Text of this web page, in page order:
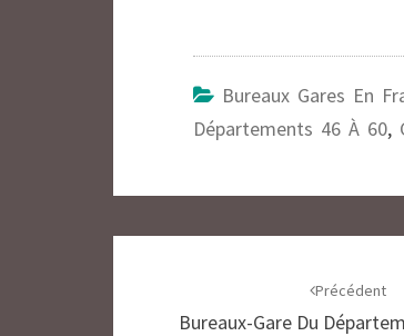
Bureaux Gares En
Départements 46 À 60,
Précédent
Bureaux-Gare Du